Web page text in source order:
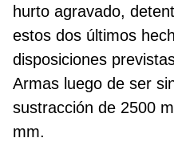
hurto agravado,
estos dos últimos
disposiciones
Armas luego de ser
sustracción de 2500
mm.